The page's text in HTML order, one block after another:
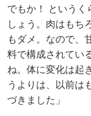
でもか！ というく
しょう。肉はもち
もダメ。なので、
料で構成されてい
ね。体に変化は起
うよりは、以前は
づきました」